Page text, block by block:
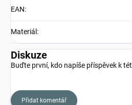
EAN:
Materiál :
Diskuze
Buďte první, kdo napíše příspěvek k
Přidat komentář